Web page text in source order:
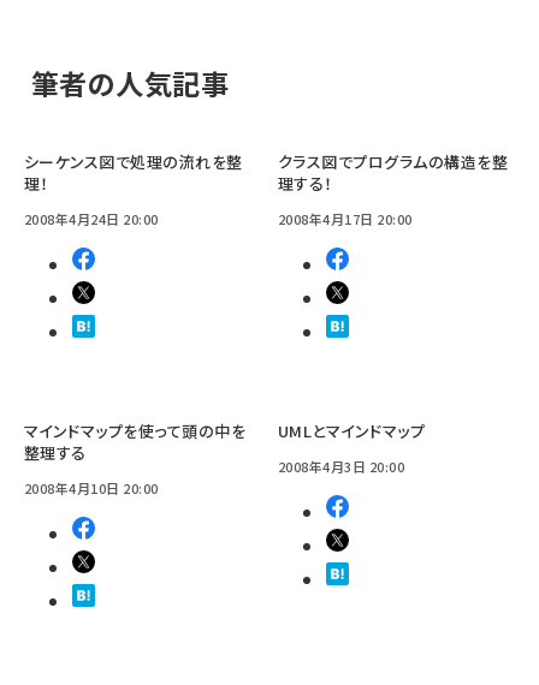
筆者の人気記事
シーケンス図で処理の流れを整
理！
2008年4月24日 20:00
クラス図でプログラムの構造を整
理する！
2008年4月17日 20:00
マインドマップを使って頭の中を
整理する
2008年4月10日 20:00
UMLとマインドマップ
2008年4月3日 20:00